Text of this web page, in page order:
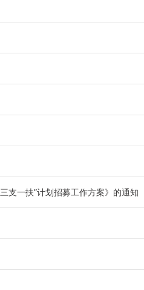
支一扶”计划招募工作方案》的通知